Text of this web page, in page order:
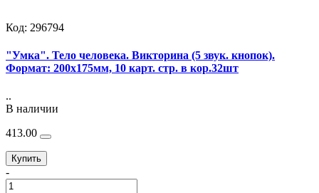
Код: 296794
"Умка". Тело человека. Викторина (5 звук. кнопок).
Формат: 200х175мм, 10 карт. стр. в кор.32шт
..
В наличии
413.00
Купить
-